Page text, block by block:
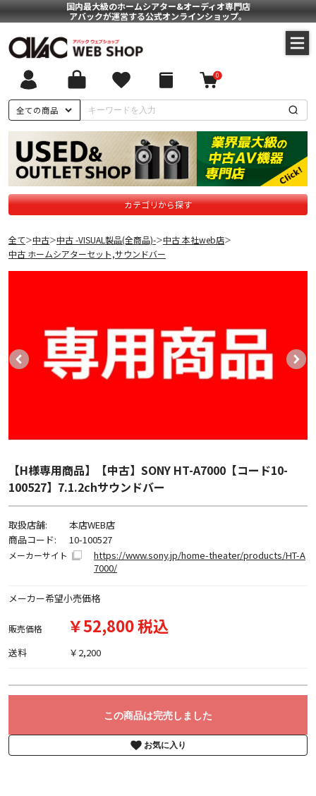
国内最大級のホームシアター&オーディオ専門店
アバックが運営する公式オンラインショップ。
全ての商品
0
カテゴリから探す
全て＞中古＞中古 -VISUAL製品(全商品)-＞中古 本社web店＞
中古 ホームシアターセット,サウンドバー
【H様専用商品】【中古】SONY HT-A7000【コード10-
100527】7.1.2chサウンドバー
取扱店舗:
本店WEB店
商品コード:
10-100527
メーカーサイト
https://www.sony.jp/home-theater/products/HT-A
7000/
メーカー希望小売価格
販売価格 ￥52,800 税込
送料 ￥2,200
この商品は完売しました
お気に入り